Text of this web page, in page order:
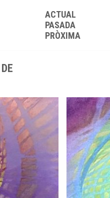
ACTUAL
PASADA
PRÒXIMA